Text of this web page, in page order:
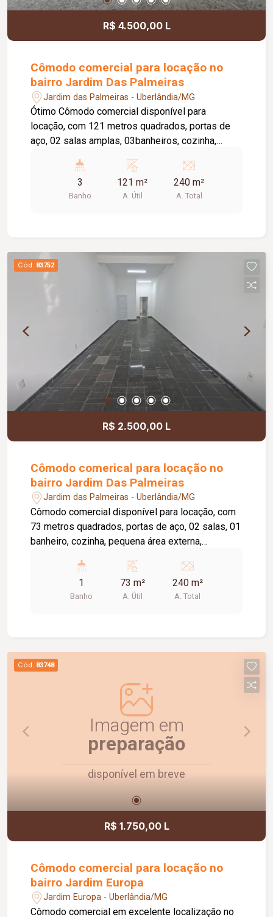
R$ 4.500,00 L
Cômodo comercial para locação no
bairro Jardim Das Palmeiras
Jardim das Palmeiras - Uberlândia/MG
Ótimo Cômodo comercial disponível para
locação, com 121 metros quadrados, portas de
aço, 02 salas amplas, 03banheiros, cozinha,
localizada em uma das principais avenidas do
3
Banho
121 m²
A. Útil
240 m²
A. Total
Cód. 83752
R$ 2.500,00 L
Cômodo comerical para locação no
bairro Jardim Das Palmeiras
Jardim das Palmeiras - Uberlândia/MG
Cômodo comercial disponível para locação, com
73 metros quadrados, portas de aço, 02 salas, 01
banheiro, cozinha, pequena área externa,
1
Banho
73 m²
A. Útil
240 m²
A. Total
Cód. 83748
Imagem em
preparação
disponível em breve
R$ 1.750,00 L
Cômodo comercial para locação no
bairro Jardim Europa
Jardim Europa - Uberlândia/MG
Cômodo comercial em excelente localização no